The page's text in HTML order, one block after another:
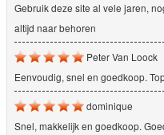
Gebruik deze site al vele jaren,
altijd naar behoren
Peter Van Loock
Eenvoudig, snel en goedkoop.
dominique
Snel, makkelijk en goedkoop.